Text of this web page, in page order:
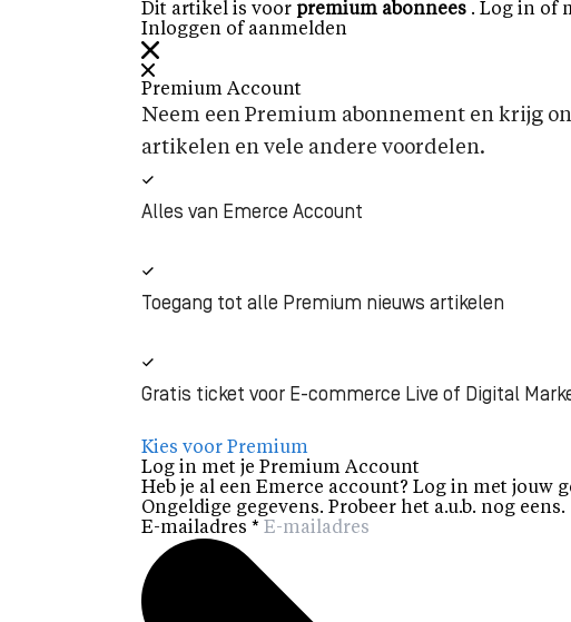
Dit artikel is voor premium abonnees . Log in of
Inloggen of aanmelden
Premium Account
Neem een Premium abonnement en krijg
artikelen en vele andere voordelen.
Alles van Emerce Account
Toegang tot alle Premium nieuws artikelen
Gratis ticket voor E-commerce Live of Digital
Kies voor Premium
Log in met je Premium Account
Heb je al een Emerce account? Log in met jouw
Ongeldige gegevens. Probeer het a.u.b. nog eens.
E-mailadres *